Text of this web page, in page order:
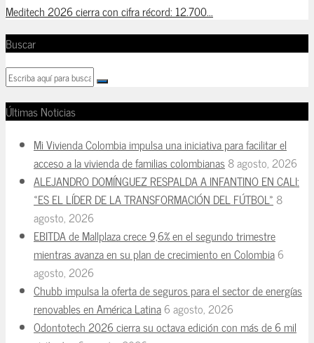
Meditech 2026 cierra con cifra récord: 12.700...
Buscar
Últimas Noticias
Mi Vivienda Colombia impulsa una iniciativa para facilitar el
acceso a la vivienda de familias colombianas8 agosto, 2026
ALEJANDRO DOMÍNGUEZ RESPALDA A INFANTINO EN CALI:
«ES EL LÍDER DE LA TRANSFORMACIÓN DEL FÚTBOL» 8
agosto, 2026
EBITDA de Mallplaza crece 9,6% en el segundo trimestre
mientras avanza en su plan de crecimiento en Colombia6
agosto, 2026
Chubb impulsa la oferta de seguros para el sector de energías
renovables en América Latina6 agosto, 2026
Odontotech 2026 cierra su octava edición con más de 6 mil